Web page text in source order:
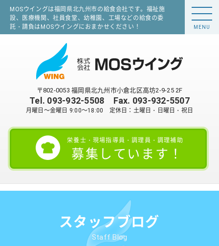
MOSウイングは福岡県北九州市の給食会社です。福祉施
設、医療機関、社員食堂、幼稚園、工場などの給食の委
託・請負はMOSウイングにおまかせください！
〒802-0053 福岡県北九州市小倉北区高坊2-9-25 2F
Tel. 093-932-5508 Fax. 093-932-5507
月曜日～金曜日 9:00～18:00 定休日：土曜日・日曜日・祝日
栄養士・現場指導員・調理員・調理補助
募集しています！
MENU
スタッフブログ
Staff Blog